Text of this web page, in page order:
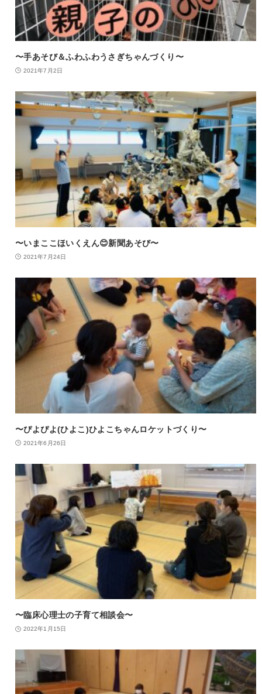
〜手あそび＆ふわふわうさぎちゃんづくり〜
2021年7月2日
〜いまここほいくえん😊新聞あそび〜
2021年7月24日
〜ぴよぴよ(ひよこ)ひよこちゃんロケットづくり〜
2021年6月26日
〜臨床心理士の子育て相談会〜
2022年1月15日